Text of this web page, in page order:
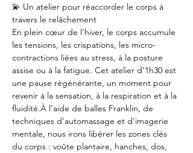
💫 Un atelier pour réaccorder le corps à
travers le relâchement
En plein cœur de l’hiver, le corps accumule
les tensions, les crispations, les micro-
contractions liées au stress, à la posture
assise ou à la fatigue. Cet atelier d’1h30 est
une pause régénérante, un moment pour
revenir à la sensation, à la respiration et à la
fluidité.À l’aide de balles Franklin, de
techniques d’automassage et d’imagerie
mentale, nous irons libérer les zones clés
du corps : voûte plantaire, hanches, dos,